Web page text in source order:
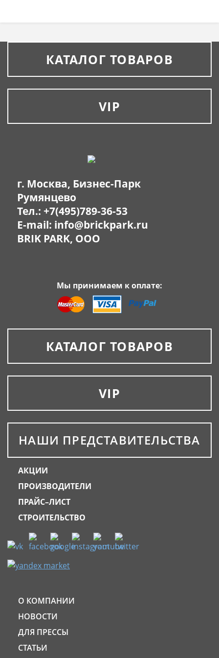
КАТАЛОГ ТОВАРОВ
VIP
г. Москва, Бизнес-Парк
Румянцево
Тел.: +7(495)789-36-53
E-mail: info@brickpark.ru
BRIK PARK, OOO
Мы принимаем к оплате:
КАТАЛОГ ТОВАРОВ
VIP
НАШИ ПРЕДСТАВИТЕЛЬСТВА
АКЦИИ
ПРОИЗВОДИТЕЛИ
ПРАЙС–ЛИСТ
СТРОИТЕЛЬСТВО
О КОМПАНИИ
НОВОСТИ
ДЛЯ ПРЕССЫ
СТАТЬИ